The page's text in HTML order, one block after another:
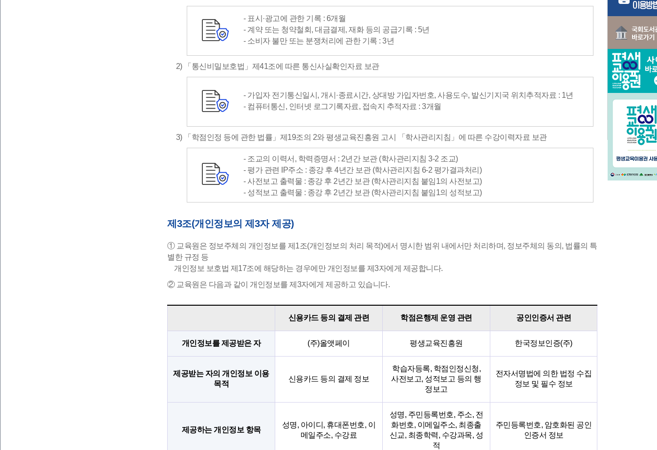
- 표시·광고에 관한 기록 : 6개월
- 계약 또는 청약철회, 대금결제, 재화 등의 공급기록 : 5년
- 소비자 불만 또는 분쟁처리에 관한 기록 : 3년
2) 「통신비밀보호법」제41조에 따른 통신사실확인자료 보관
- 가입자 전기통신일시, 개시·종료시간, 상대방 가입자번호, 사용도수, 발신기지국 위치추적자료 : 1년
- 컴퓨터통신, 인터넷 로그기록자료, 접속지 추적자료 : 3개월
3) 「학점인정 등에 관한 법률」제19조의 2와 평생교육진흥원 고시 「학사관리지침」에 따른 수강이력자료 보관
- 조교의 이력서, 학력증명서 : 2년간 보관 (학사관리지침 3-2 조교)
- 평가 관련 IP주소 : 종강 후 4년간 보관 (학사관리지침 6-2 평가결과처리)
- 사전보고 출력물 : 종강 후 2년간 보관 (학사관리지침 붙임1의 사전보고)
- 성적보고 출력물 : 종강 후 2년간 보관 (학사관리지침 붙임1의 성적보고)
제3조(개인정보의 제3자 제공)
① 교육원은 정보주체의 개인정보를 제1조(개인정보의 처리 목적)에서 명시한 범위 내에서만 처리하며, 정보주체의 동의, 법률의 특
별한 규정 등
개인정보 보호법 제17조에 해당하는 경우에만 개인정보를 제3자에게 제공합니다.
② 교육원은 다음과 같이 개인정보를 제3자에게 제공하고 있습니다.
신용카드 등의 결제 관련 학점은행제 운영 관련 공인인증서 관련
개인정보를 제공받은 자 (주)올앳페이 평생교육진흥원 한국정보인증(주)
제공받는 자의 개인정보 이용
목적
신용카드 등의 결제 정보
학습자등록, 학점인정신청,
사전보고, 성적보고 등의 행
정보고
전자서명법에 의한 법정 수집
정보 및 필수 정보
제공하는 개인정보 항목
성명, 아이디, 휴대폰번호, 이
메일주소, 수강료
성명, 주민등록번호, 주소, 전
화번호, 이메일주소, 최종출
신교, 최종학력, 수강과목, 성
적
주민등록번호, 암호화된 공인
인증서 정보